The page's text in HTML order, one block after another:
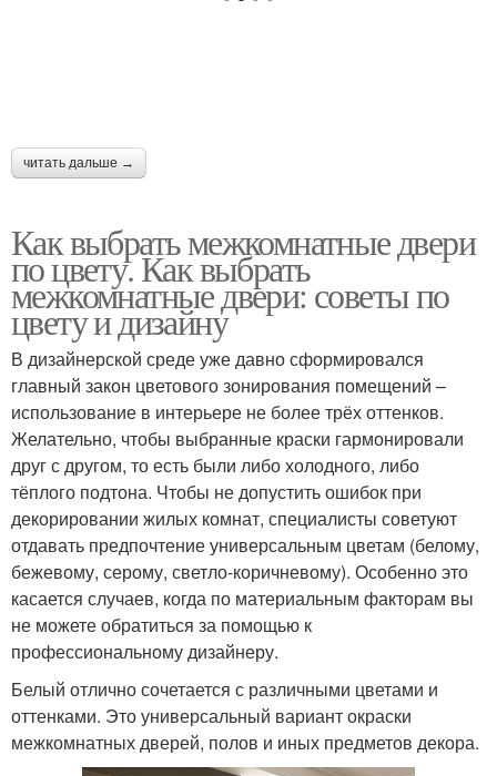
читать дальше →
Как выбрать межкомнатные двери
по цвету. Как выбрать
межкомнатные двери: советы по
цвету и дизайну
В дизайнерской среде уже давно сформировался
главный закон цветового зонирования помещений –
использование в интерьере не более трёх оттенков.
Желательно, чтобы выбранные краски гармонировали
друг с другом, то есть были либо холодного, либо
тёплого подтона. Чтобы не допустить ошибок при
декорировании жилых комнат, специалисты советуют
отдавать предпочтение универсальным цветам (белому,
бежевому, серому, светло-коричневому). Особенно это
касается случаев, когда по материальным факторам вы
не можете обратиться за помощью к
профессиональному дизайнеру.
Белый отлично сочетается с различными цветами и
оттенками. Это универсальный вариант окраски
межкомнатных дверей, полов и иных предметов декора.